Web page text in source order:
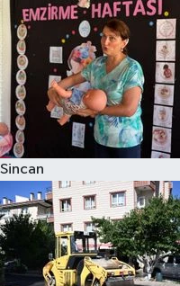
Sincan